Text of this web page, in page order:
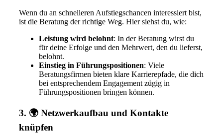
Wenn du an schnelleren Aufstiegschancen interessiert bist,
ist die Beratung der richtige Weg. Hier siehst du, wie:
Leistung wird belohnt: In der Beratung wirst du
für deine Erfolge und den Mehrwert, den du lieferst,
belohnt.
Einstieg in Führungspositionen: Viele
Beratungsfirmen bieten klare Karrierepfade, die dich
bei entsprechendem Engagement zügig in
Führungspositionen bringen können.
3. 🌍 Netzwerkaufbau und Kontakte
knüpfen